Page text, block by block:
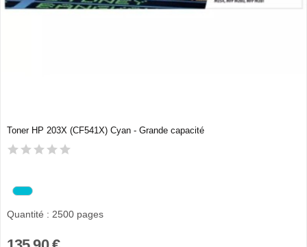
Toner HP 203X (CF541X) Cyan - Grande capacité
Quantité : 2500 pages